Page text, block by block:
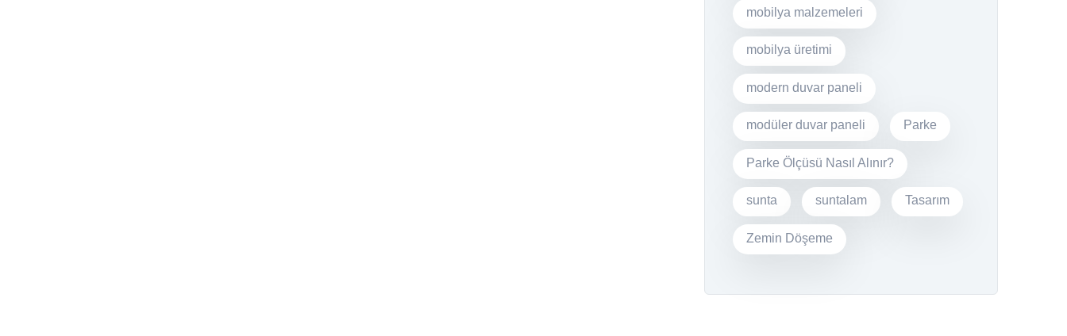
mobilya malzemeleri
mobilya üretimi
modern duvar paneli
modüler duvar paneli Parke
Parke Ölçüsü Nasıl Alınır?
sunta suntalam Tasarım
Zemin Döşeme